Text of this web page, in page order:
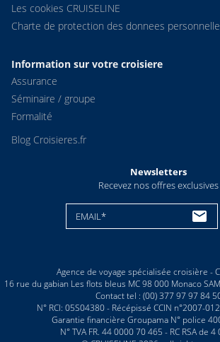
Les cookies CRUISELINE
Charte de protection des donnees
Information sur votre croisiere
Assurance
Séminaire / groupe
Formalité
Blog Croisieres.fr
Newsletters
Recevez nos offres exclusives
EMAIL*
Agence de voyage spécialisée croisière -
16 rue du gabian Les flots bleus MC 98 000 Monaco
Contact tel : (00) 377 97 97 84
N° RCI: 05S04380 - Récépissé CCIN n°2007-
Garantie financière Groupama N° police
N° TVA FR. 44 0000 70 465 - RC RSA de